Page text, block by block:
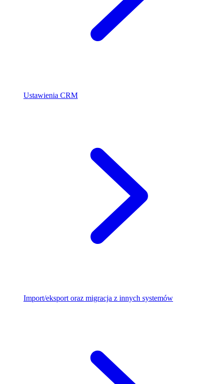
Ustawienia CRM
Import/eksport oraz migracja z innych systemów